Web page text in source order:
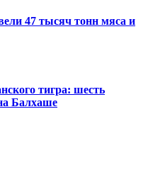
47 тысяч тонн мяса и
тигра: шесть
Балхаше